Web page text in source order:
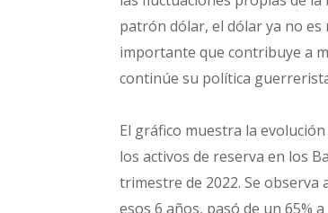
patrón dólar, el dólar ya no
importante que contribuye a
continúe su política
El gráfico muestra la
los activos de reserva en los
trimestre de 2022. Se observa
esos 6 años, pasó de un 65%